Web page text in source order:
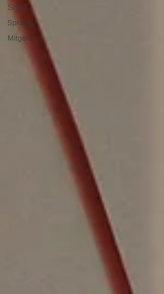
Sinne
Sprache
Mitgefühl